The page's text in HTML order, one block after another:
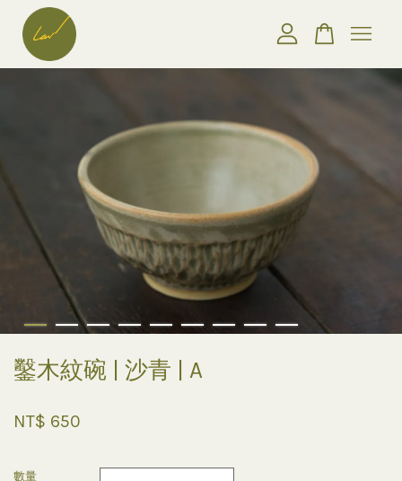
鑿木紋碗 | 沙青 | A
NT$ 650
數量